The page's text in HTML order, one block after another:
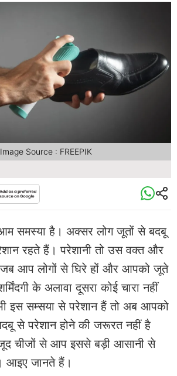
Image Source : FREEPIK
समस्या है। अक्सर लोग जूतों से बदबू
रहते हैं। परेशानी तो उस वक्त और
आप लोगों से घिरे हों और आपको जूते
के अलावा दूसरा कोई चारा नहीं
इस सम्सया से परेशान हैं तो अब आपको
से परेशान होने की जरूरत नहीं है
चीजों से आप इससे बड़ी आसानी से
आइए जानते हैं।